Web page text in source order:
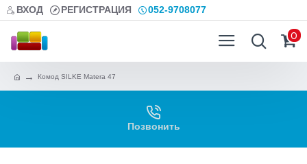
ВХОД РЕГИСТРАЦИЯ 052-9708077
0
Комод SILKE Matera 47
Позвонить